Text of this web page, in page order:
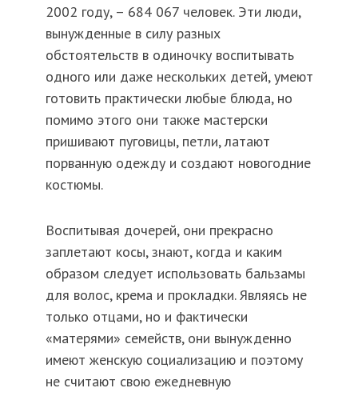
2002 году, – 684 067 человек. Эти люди,
вынужденные в силу разных
обстоятельств в одиночку воспитывать
одного или даже нескольких детей, умеют
готовить практически любые блюда, но
помимо этого они также мастерски
пришивают пуговицы, петли, латают
порванную одежду и создают новогодние
костюмы.
Воспитывая дочерей, они прекрасно
заплетают косы, знают, когда и каким
образом следует использовать бальзамы
для волос, крема и прокладки. Являясь не
только отцами, но и фактически
«матерями» семейств, они вынужденно
имеют женскую социализацию и поэтому
не считают свою ежедневную